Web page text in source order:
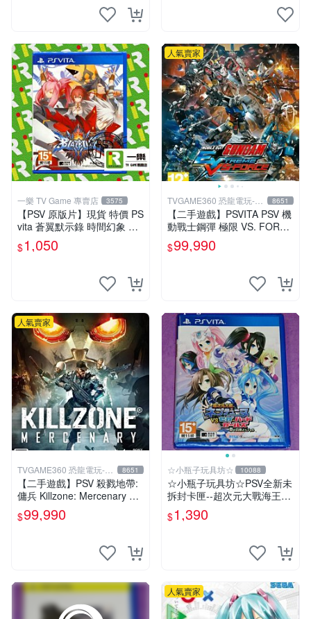
一樂 TV Game 專賣店 3575
【PSV 原版片】現貨 特價 PS
vita 蒼翼默示錄 時間幻象 BB
CP 中文版 支援 VITA TV【一
樂電玩】
$1,050
人氣賣家
TVGAME360 恐龍電玩-台
中店
8651
【二手遊戲】PSVITA PSV 機
動戰士鋼彈 極限 VS. FORCE
MOBILE SUIT GUNDAM 中
文版
$99,990
人氣賣家
TVGAME360 恐龍電玩-台
中店
8651
【二手遊戲】PSV 殺戮地帶:
傭兵 Killzone: Mercenary 中
文版【台中恐龍電玩】
$99,990
☆小瓶子玩具坊☆ 10088
☆小瓶子玩具坊☆PSV全新未
拆封卡匣--超次元大戰海王星
VS 世嘉SEGA主機少女 夢幻
合體 Special
$1,390
人氣賣家